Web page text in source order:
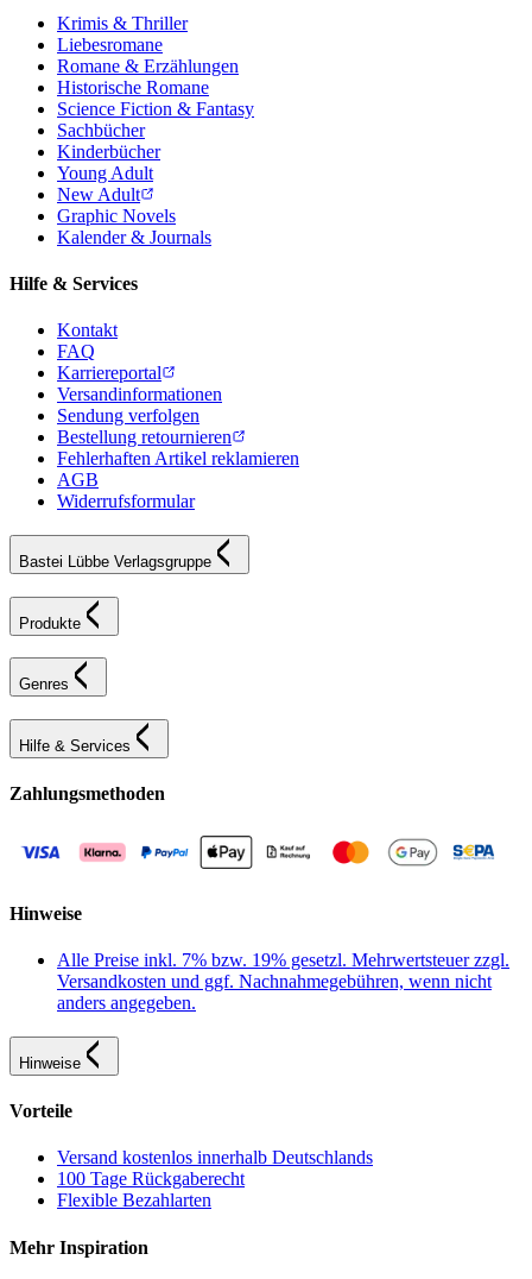
Krimis & Thriller
Liebesromane
Romane & Erzählungen
Historische Romane
Science Fiction & Fantasy
Sachbücher
Kinderbücher
Young Adult
New Adult
Graphic Novels
Kalender & Journals
Hilfe & Services
Kontakt
FAQ
Karriereportal
Versandinformationen
Sendung verfolgen
Bestellung retournieren
Fehlerhaften Artikel reklamieren
AGB
Widerrufsformular
Bastei Lübbe Verlagsgruppe
Produkte
Genres
Hilfe & Services
Zahlungsmethoden
Hinweise
Alle Preise inkl. 7% bzw. 19% gesetzl. Mehrwertsteuer zzgl.
Versandkosten und ggf. Nachnahmegebühren, wenn nicht
anders angegeben.
Hinweise
Vorteile
Versand kostenlos innerhalb Deutschlands
100 Tage Rückgaberecht
Flexible Bezahlarten
Mehr Inspiration